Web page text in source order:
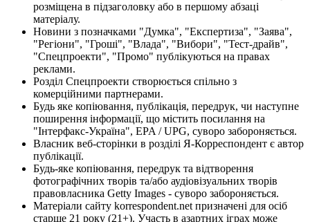
розміщена в підзаголовку або в першому абзаці
матеріалу.
Новини з позначками "Думка", "Експертиза", "Заява",
"Регіони", "Гроші", "Влада", "Вибори", "Тест-драйв",
"Спецпроекти", "Промо" публікуються на правах
реклами.
Розділ Спецпроекти створюється спільно з
комерційними партнерами.
Будь яке копіювання, публікація, передрук, чи наступне
поширення інформації, що містить посилання на
"Інтерфакс-Україна", EPA / UPG, суворо забороняється.
Власник веб-сторінки в розділі Я-Корреспондент є автор
публікації.
Будь-яке копіювання, передрук та відтворення
фотографічних творів та/або аудіовізуальних творів
правовласника Getty Images - суворо забороняється.
Матеріали сайту korrespondent.net призначені для осіб
старше 21 року (21+). Участь в азартних іграх може